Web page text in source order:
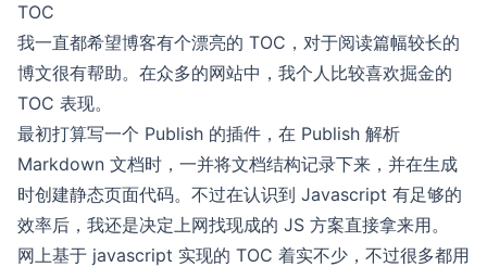
TOC
我一直都希望博客有个漂亮的 TOC，对于阅读篇幅较长的
博文很有帮助。在众多的网站中，我个人比较喜欢掘金的
TOC 表现。
最初打算写一个 Publish 的插件，在 Publish 解析
Markdown 文档时，一并将文档结构记录下来，并在生成
时创建静态页面代码。不过在认识到 Javascript 有足够的
效率后，我还是决定上网找现成的 JS 方案直接拿来用。
网上基于 javascript 实现的 TOC 着实不少，不过很多都用